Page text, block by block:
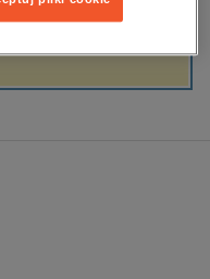
informatyka